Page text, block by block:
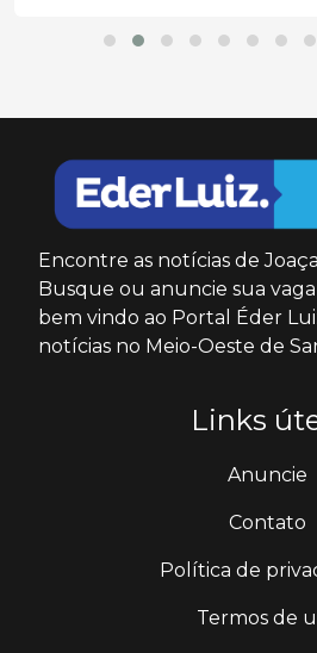
Encontre as notícias de
Busque ou anuncie sua
bem vindo ao Portal Éder
notícias no Meio-Oeste de
Links
Anuncie
Contato
Política de
Termos de